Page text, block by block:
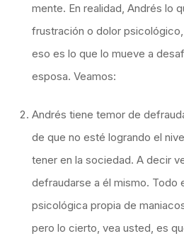
mente. En realidad, Andrés lo
frustración o dolor
eso es lo que lo mueve a
esposa. Veamos:
Andrés tiene temor de
de que no esté logrando el
tener en la sociedad. A decir
defraudarse a él mismo. Todo
psicológica propia de
pero lo cierto, vea usted, es